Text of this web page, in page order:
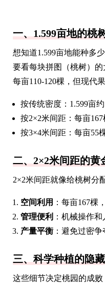
一、1.599亩地的桃
想知道1.599亩地能种多
要看每块拼图（桃树）
每亩110-120棵，但现代
按传统密度：1.599亩
按2×2米间距：每亩
按3×4米间距：每亩55
二、2×2米间距的黄
2×2米间距就像给桃树分
空间利用 ：每亩167棵
管理便利 ：机械操作
产量平衡 ：避免过密
三、科学种植的隐
这些细节决定桃园的成败